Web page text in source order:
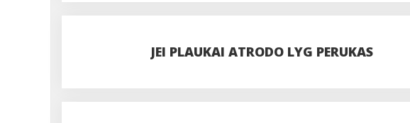
JEI PLAUKAI ATRODO LYG PERUKAS